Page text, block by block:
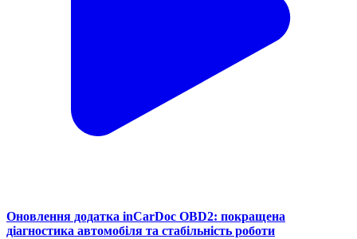
Оновлення додатка inCarDoc OBD2: покращена
діагностика автомобіля та стабільність роботи